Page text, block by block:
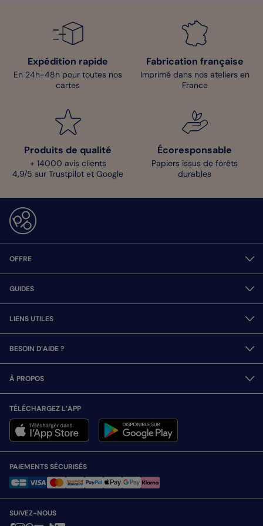
Expédition rapide
En 24h-48h pour toutes nos
cartes
Fabrication française
Imprimé dans nos ateliers en
France
Produits de qualité
+ 14000 avis clients
4,9/5 sur Trustpilot et Google
Écoresponsable
Papiers issus de forêts
durables
OFFRE
GUIDES
LIENS UTILES
BESOIN D’AIDE ?
À PROPOS
TÉLÉCHARGEZ L’APP
PAIEMENTS SÉCURISÉS
SUIVEZ-NOUS